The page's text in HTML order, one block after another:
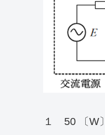
１ 50 〔W〕